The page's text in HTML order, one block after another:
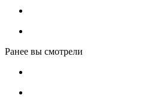
Ранее вы смотрели